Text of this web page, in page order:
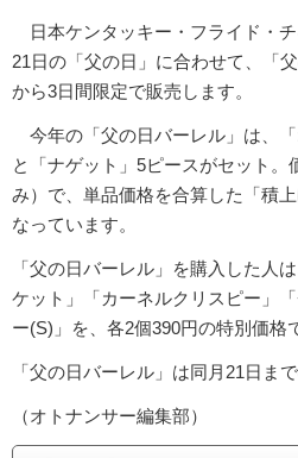
日本ケンタッキー・フライド・
21日の「父の日」に合わせて、「
から3日間限定で販売します。
今年の「父の日バーレル」は、
と「ナゲット」5ピースがセット。
み）で、単品価格を合算した「積
なっています。
「父の日バーレル」を購入した人
ケット」「カーネルクリスピー」
ー(S)」を、各2個390円の特別価格
「父の日バーレル」は同月21日ま
（オトナンサー編集部）